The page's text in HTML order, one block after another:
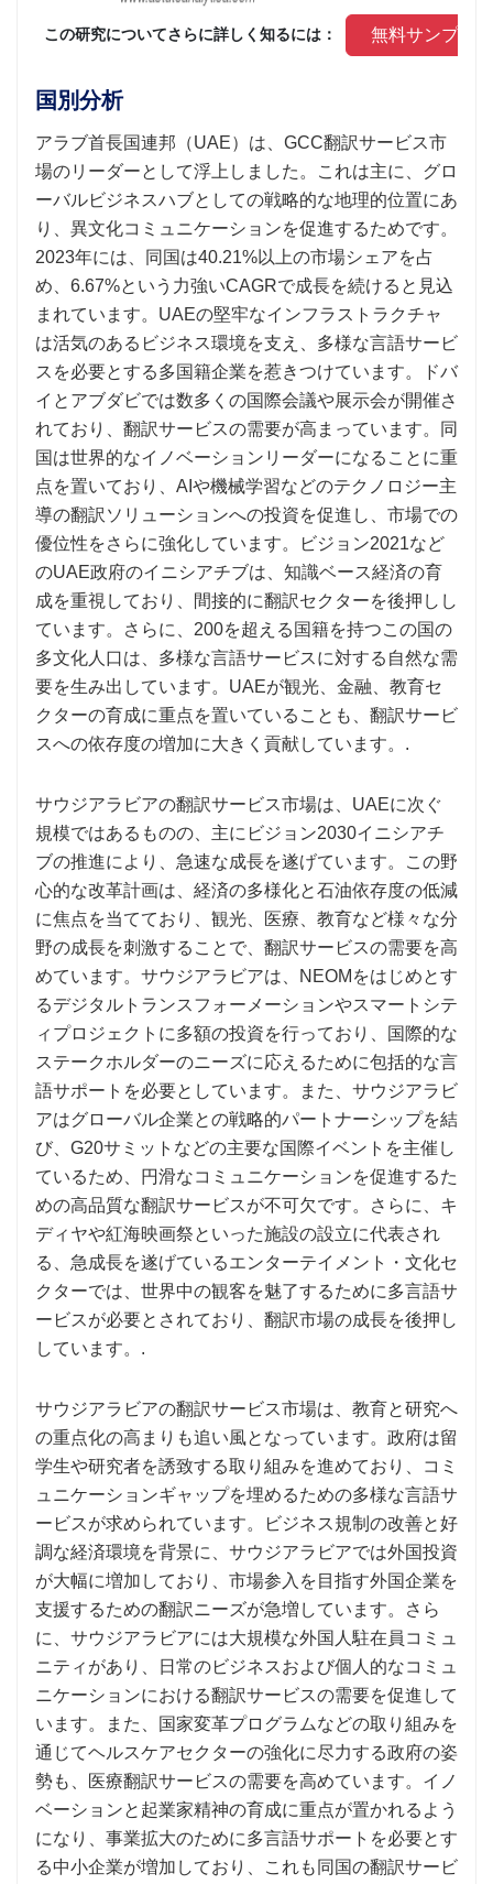
この研究についてさらに詳しく知るには： 無料サンプル
国別分析
アラブ首長国連邦（UAE）は、GCC翻訳サービス市
場のリーダーとして浮上しました。これは主に、グロ
ーバルビジネスハブとしての戦略的な地理的位置にあ
り、異文化コミュニケーションを促進するためです。
2023年には、同国は40.21%以上の市場シェアを占
め、6.67%という力強いCAGRで成長を続けると見込
まれています。UAEの堅牢なインフラストラクチャ
は活気のあるビジネス環境を支え、多様な言語サービ
スを必要とする多国籍企業を惹きつけています。ドバ
イとアブダビでは数多くの国際会議や展示会が開催さ
れており、翻訳サービスの需要が高まっています。同
国は世界的なイノベーションリーダーになることに重
点を置いており、AIや機械学習などのテクノロジー主
導の翻訳ソリューションへの投資を促進し、市場での
優位性をさらに強化しています。ビジョン2021など
のUAE政府のイニシアチブは、知識ベース経済の育
成を重視しており、間接的に翻訳セクターを後押しし
ています。さらに、200を超える国籍を持つこの国の
多文化人口は、多様な言語サービスに対する自然な需
要を生み出しています。UAEが観光、金融、教育セ
クターの育成に重点を置いていることも、翻訳サービ
スへの依存度の増加に大きく貢献しています。.
サウジアラビアの翻訳サービス市場は、UAEに次ぐ
規模ではあるものの、主にビジョン2030イニシアチ
ブの推進により、急速な成長を遂げています。この野
心的な改革計画は、経済の多様化と石油依存度の低減
に焦点を当てており、観光、医療、教育など様々な分
野の成長を刺激することで、翻訳サービスの需要を高
めています。サウジアラビアは、NEOMをはじめとす
るデジタルトランスフォーメーションやスマートシテ
ィプロジェクトに多額の投資を行っており、国際的な
ステークホルダーのニーズに応えるために包括的な言
語サポートを必要としています。また、サウジアラビ
アはグローバル企業との戦略的パートナーシップを結
び、G20サミットなどの主要な国際イベントを主催し
ているため、円滑なコミュニケーションを促進するた
めの高品質な翻訳サービスが不可欠です。さらに、キ
ディヤや紅海映画祭といった施設の設立に代表され
る、急成長を遂げているエンターテイメント・文化セ
クターでは、世界中の観客を魅了するために多言語サ
ービスが必要とされており、翻訳市場の成長を後押し
しています。.
サウジアラビアの翻訳サービス市場は、教育と研究へ
の重点化の高まりも追い風となっています。政府は留
学生や研究者を誘致する取り組みを進めており、コミ
ュニケーションギャップを埋めるための多様な言語サ
ービスが求められています。ビジネス規制の改善と好
調な経済環境を背景に、サウジアラビアでは外国投資
が大幅に増加しており、市場参入を目指す外国企業を
支援するための翻訳ニーズが急増しています。さら
に、サウジアラビアには大規模な外国人駐在員コミュ
ニティがあり、日常のビジネスおよび個人的なコミュ
ニケーションにおける翻訳サービスの需要を促進して
います。また、国家変革プログラムなどの取り組みを
通じてヘルスケアセクターの強化に尽力する政府の姿
勢も、医療翻訳サービスの需要を高めています。イノ
ベーションと起業家精神の育成に重点が置かれるよう
になり、事業拡大のために多言語サポートを必要とす
る中小企業が増加しており、これも同国の翻訳サービ